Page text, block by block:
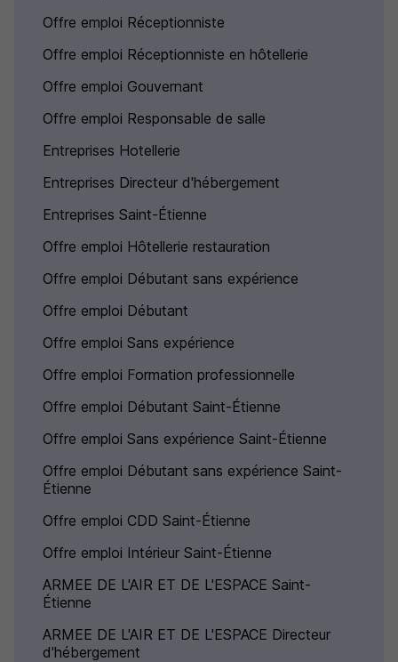
Offre emploi Réceptionniste
Offre emploi Réceptionniste en hôtellerie
Offre emploi Gouvernant
Offre emploi Responsable de salle
Entreprises Hotellerie
Entreprises Directeur d'hébergement
Entreprises Saint-Étienne
Offre emploi Hôtellerie restauration
Offre emploi Débutant sans expérience
Offre emploi Débutant
Offre emploi Sans expérience
Offre emploi Formation professionnelle
Offre emploi Débutant Saint-Étienne
Offre emploi Sans expérience Saint-Étienne
Offre emploi Débutant sans expérience Saint-
Étienne
Offre emploi CDD Saint-Étienne
Offre emploi Intérieur Saint-Étienne
ARMEE DE L'AIR ET DE L'ESPACE Saint-
Étienne
ARMEE DE L'AIR ET DE L'ESPACE Directeur
d'hébergement